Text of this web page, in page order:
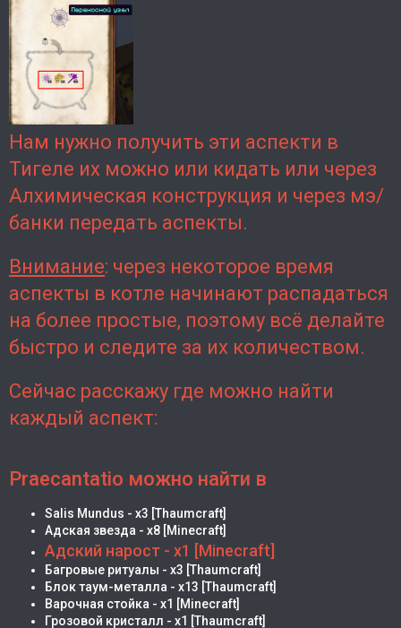
Нам нужно получить эти аспекти в
Тигеле их можно или кидать или через
Алхимическая конструкция и через мэ/
банки передать аспекты.
Внимание: через некоторое время
аспекты в котле начинают распадаться
на более простые, поэтому всё делайте
быстро и следите за их количеством.
Сейчас расскажу где можно найти
каждый аспект:
Praecantatio можно найти в
Salis Mundus - х3 [Thaumcraft]
Адская звезда - х8 [Minecraft]
Адский нарост - х1 [Minecraft]
Багровые ритуалы - х3 [Thaumcraft]
Блок таум-металла - х13 [Thaumcraft]
Варочная стойка - х1 [Minecraft]
Грозовой кристалл - х1 [Thaumcraft]